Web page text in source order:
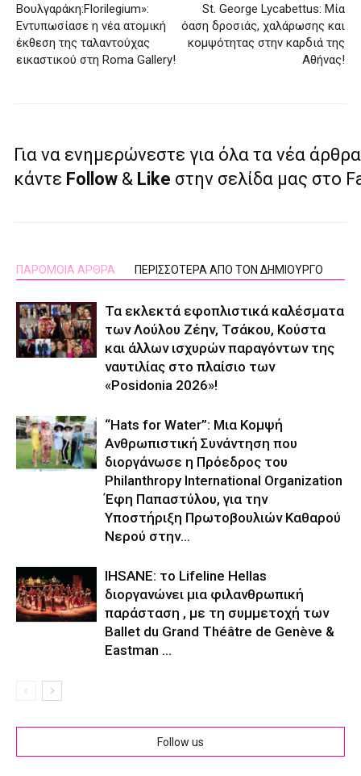
Βουλγαράκη:Florilegium»:
Εντυπωσίασε η νέα ατομική
έκθεση της ταλαντούχας
εικαστικού στη Roma Gallery!
St. George Lycabettus: Μία
όαση δροσιάς, χαλάρωσης και
κομψότητας στην καρδιά της
Αθήνας!
Για να ενημερώνεστε για όλα τα νέα άρθρα
κάντε Follow & Like στην σελίδα μας στο
ΠΑΡΟΜΟΙΑ ΑΡΘΡΑ ΠΕΡΙΣΣΟΤΕΡΑ ΑΠΟ ΤΟΝ ΔΗΜΙΟΥΡΓΟ
Τα εκλεκτά εφοπλιστικά καλέσματα
των Λούλου Ζέην, Τσάκου, Κούστα
και άλλων ισχυρών παραγόντων της
ναυτιλίας στο πλαίσιο των
«Posidonia 2026»!
“Hats for Water”: Μια Κομψή
Ανθρωπιστική Συνάντηση που
διοργάνωσε η Πρόεδρος του
Philanthropy International Organization
Έφη Παπαστύλου, για την
Υποστήριξη Πρωτοβουλιών Καθαρού
Νερού στην...
IHSANE: το Lifeline Hellas
διοργανώνει μια φιλανθρωπική
παράσταση , με τη συμμετοχή των
Ballet du Grand Théâtre de Genève &
Eastman ...
Follow us